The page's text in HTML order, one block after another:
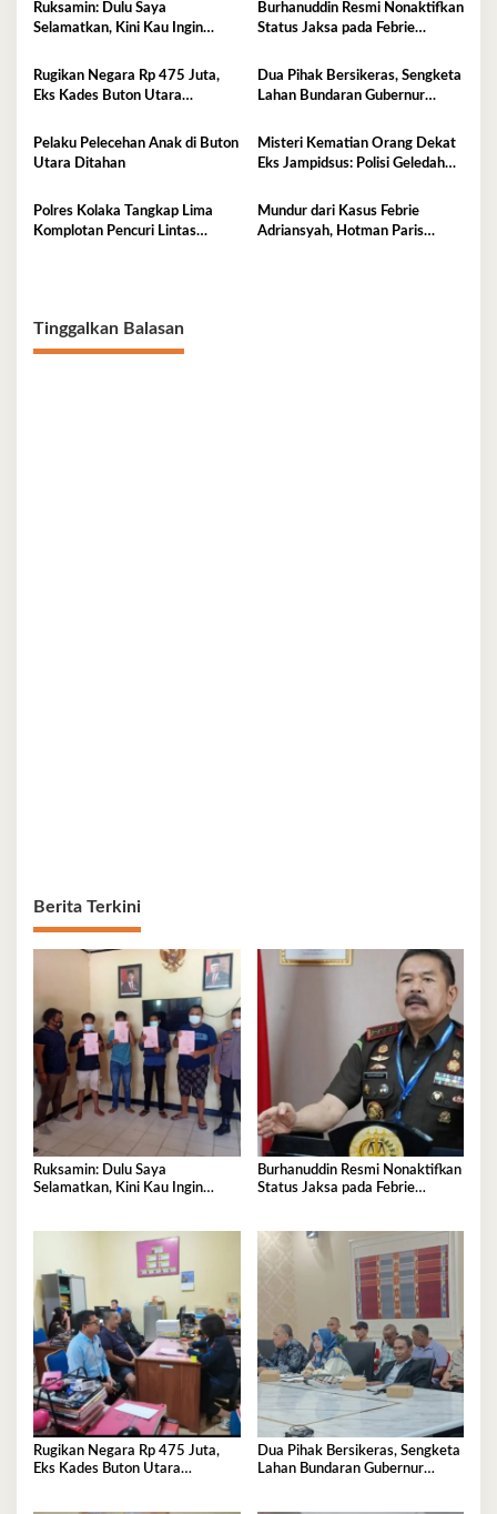
Ruksamin: Dulu Saya
Selamatkan, Kini Kau Ingin
Burhanuddin Resmi Nonaktifkan
Status Jaksa pada Febrie
Rugikan Negara Rp 475 Juta,
Eks Kades Buton Utara
Dua Pihak Bersikeras, Sengketa
Lahan Bundaran Gubernur
Pelaku Pelecehan Anak di Buton
Utara Ditahan
Misteri Kematian Orang Dekat
Eks Jampidsus: Polisi Geledah
Polres Kolaka Tangkap Lima
Komplotan Pencuri Lintas
Mundur dari Kasus Febrie
Adriansyah, Hotman Paris
Tinggalkan Balasan
Berita Terkini
Ruksamin: Dulu Saya
Selamatkan, Kini Kau Ingin
Burhanuddin Resmi Nonaktifkan
Status Jaksa pada Febrie
Rugikan Negara Rp 475 Juta,
Eks Kades Buton Utara
Dua Pihak Bersikeras, Sengketa
Lahan Bundaran Gubernur